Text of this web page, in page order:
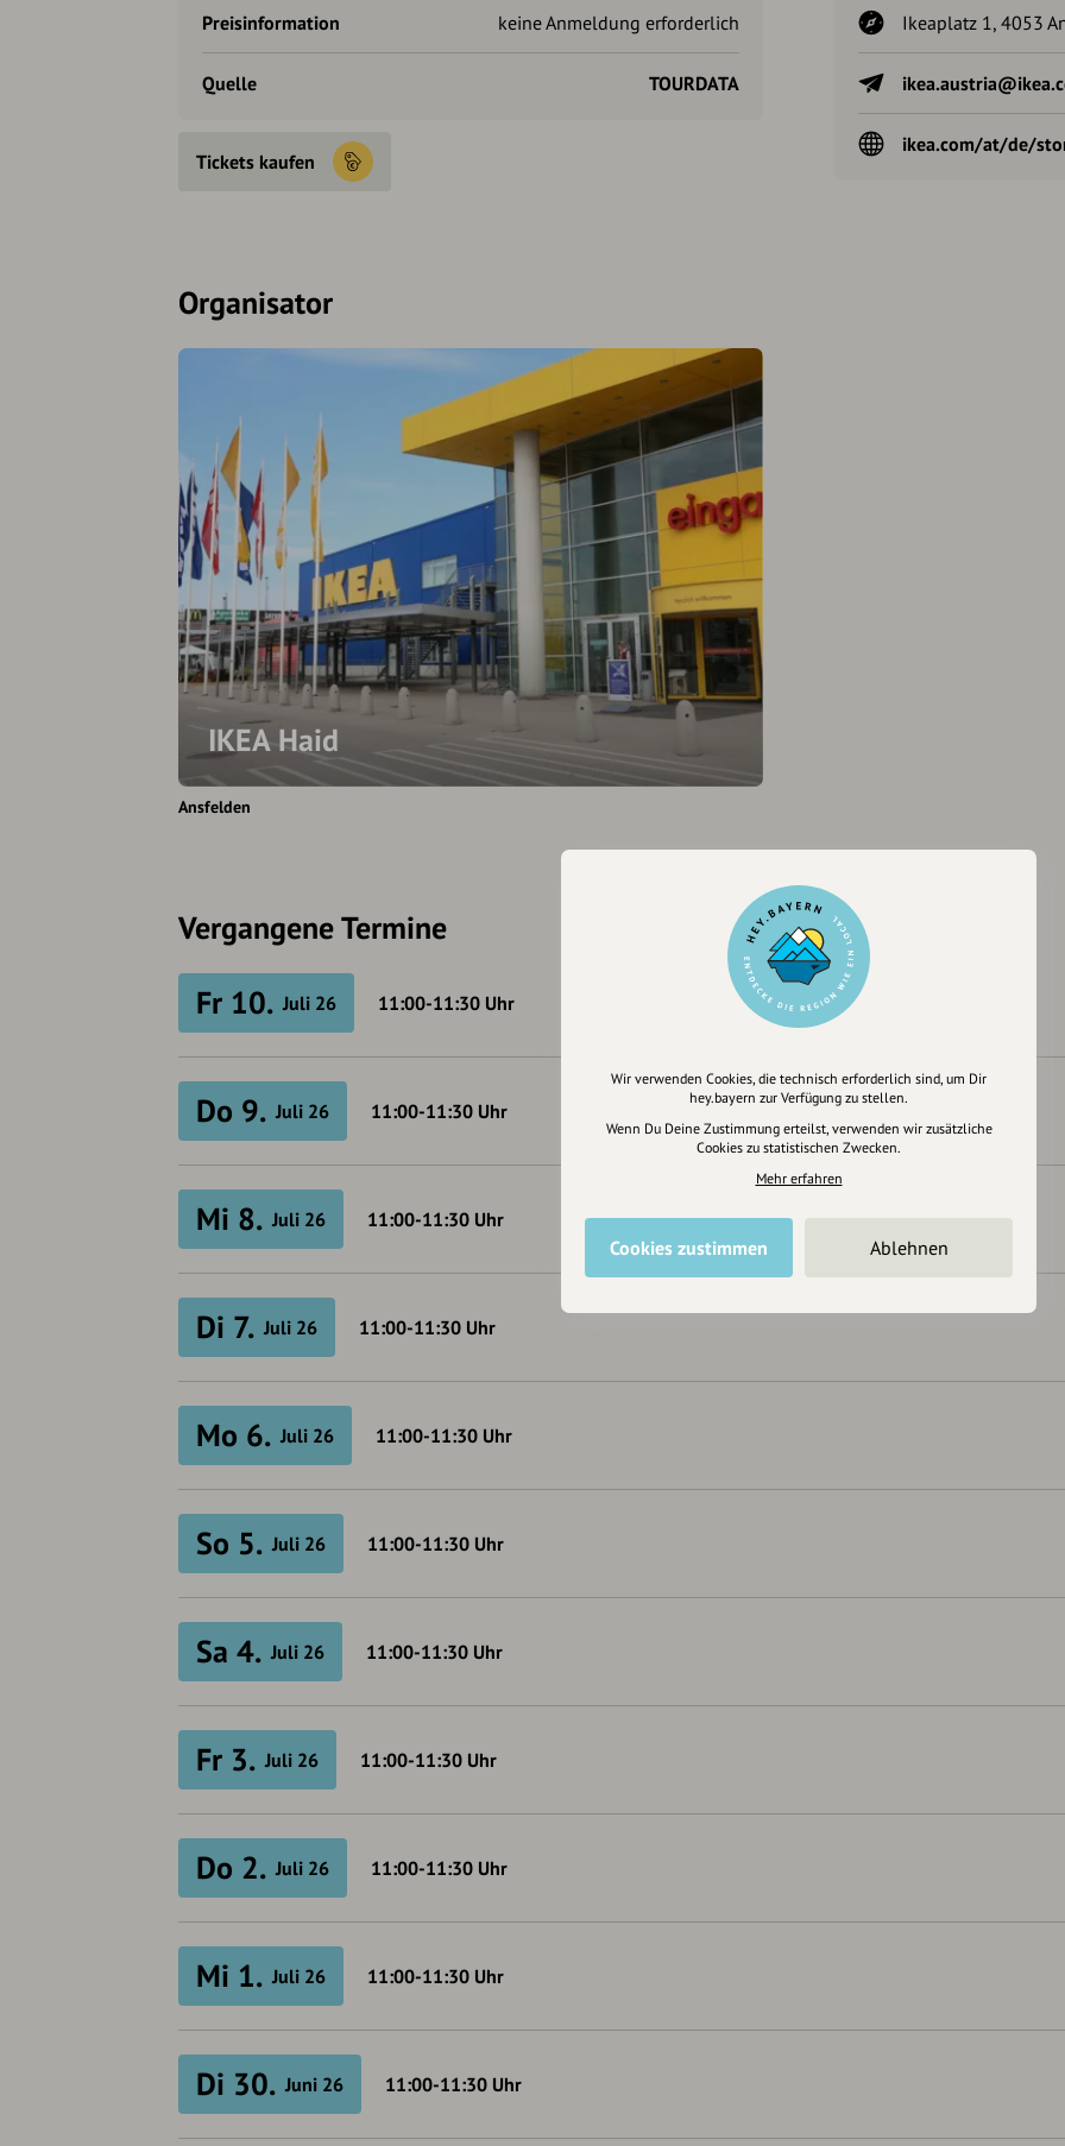
Preisinformation keine Anmeldung erforderlich
Quelle TOURDATA
Tickets kaufen
Ikeaplatz 1, 4053
ikea.com/at/de/
Organisator
IKEA Haid
Ansfelden
Vergangene Termine
Fr 10. Juli 26 11:00-11:30 Uhr
Do 9. Juli 26 11:00-11:30 Uhr
Mi 8. Juli 26 11:00-11:30 Uhr
Di 7. Juli 26 11:00-11:30 Uhr
Mo 6. Juli 26 11:00-11:30 Uhr
So 5. Juli 26 11:00-11:30 Uhr
Sa 4. Juli 26 11:00-11:30 Uhr
Fr 3. Juli 26 11:00-11:30 Uhr
Do 2. Juli 26 11:00-11:30 Uhr
Mi 1. Juli 26 11:00-11:30 Uhr
Di 30. Juni 26 11:00-11:30 Uhr
Wir verwenden Cookies, die technisch erforderlich sind, um Dir
hey.bayern zur Verfügung zu stellen.
Wenn Du Deine Zustimmung erteilst, verwenden wir zusätzliche
Cookies zu statistischen Zwecken.
Mehr erfahren
Cookies zustimmen Ablehnen